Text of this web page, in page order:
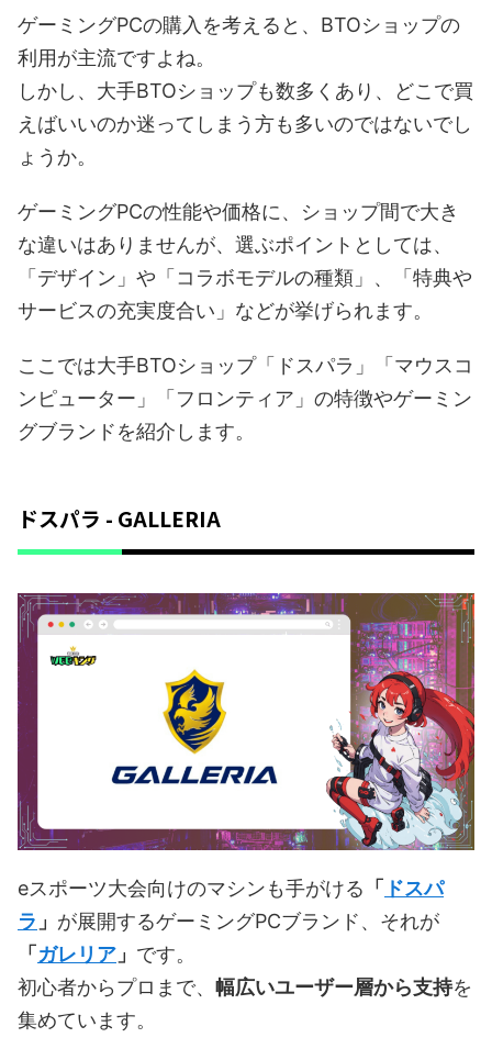
ゲーミングPCの購入を考えると、BTOショップの
利用が主流ですよね。
しかし、大手BTOショップも数多くあり、どこで買
えばいいのか迷ってしまう方も多いのではないでし
ょうか。
ゲーミングPCの性能や価格に、ショップ間で大き
な違いはありませんが、選ぶポイントとしては、
「デザイン」や「コラボモデルの種類」、「特典や
サービスの充実度合い」などが挙げられます。
ここでは大手BTOショップ「ドスパラ」「マウスコ
ンピューター」「フロンティア」の特徴やゲーミン
グブランドを紹介します。
ドスパラ - GALLERIA
eスポーツ大会向けのマシンも手がける 「 ドスパ
ラ 」 が展開するゲーミングPCブランド、それが
「ガレリア 」 です。
初心者からプロまで、 幅広いユーザー層から支持を
集めています。